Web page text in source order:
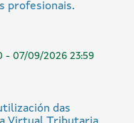
profesionais.
- 07/09/2026 23:59
das